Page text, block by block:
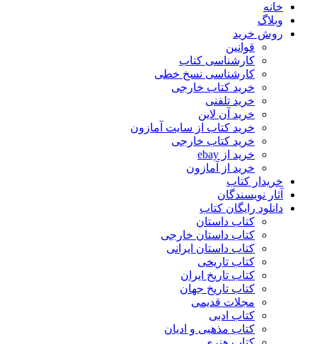
خانه
وبلاگ
روش خرید
قوانین
کارشناسی کتاب
کارشناسی نسخ خطی
خرید کتاب خارجی
خرید تلفنی
خرید آن لاین
خرید کتاب از سایت آمازون
خرید کتاب خارجی
خرید از ebay
خرید از آمازون
خریدار کتاب
آثار نویسندگان
دانلود رایگان کتاب
کتاب داستان
کتاب داستان خارجی
کتاب داستان ایرانی
کتاب تاریخی
کتاب تاریخ ایران
کتاب تاریخ جهان
مجلات قدیمی
کتاب ادبی
کتاب مذهبی و ادیان